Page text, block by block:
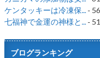
ケンタッキーは冷凍保...-
七福神で金運の神様と...-
ブログランキング